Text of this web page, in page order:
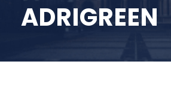
ADRIGREEN